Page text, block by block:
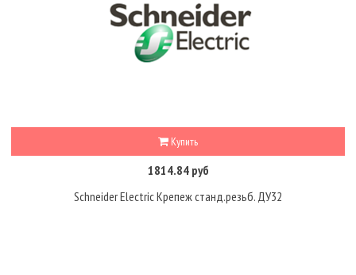
Купить
1814.84 руб
Schneider Electric Крепеж станд.резьб. ДУ32